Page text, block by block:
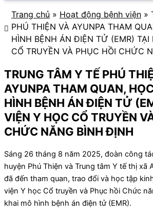
Trang chủ » Hoạt động bệnh viện »
PHÚ THIỆN VÀ AYUNPA THAM
HÌNH BỆNH ÁN ĐIỆN TỬ (EMR) TẠI
CỔ TRUYỀN VÀ PHỤC HỒI CHỨC
TRUNG TÂM Y TẾ PHÚ
AYUNPA THAM QUAN,
HÌNH BỆNH ÁN ĐIỆN TỬ
VIỆN Y HỌC CỔ TRUYỀN
CHỨC NĂNG BÌNH ĐỊNH
Sáng 26 tháng 8 năm 2025, đoàn công
huyện Phú Thiện và Trung tâm Y tế thị xã
đã đến tham quan, trao đổi và học tập
viện Y học Cổ truyền và Phục hồi Chức
khai mô hình bệnh án điện tử (EMR).